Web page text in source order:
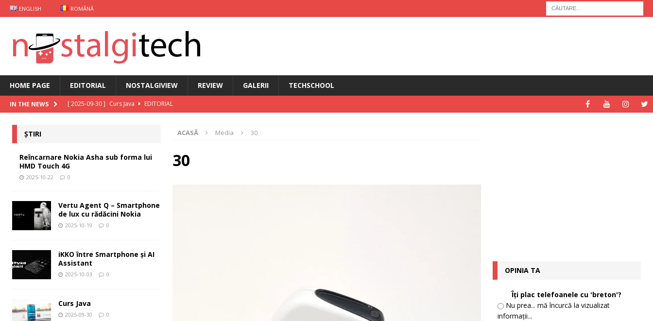
ENGLISH ROMÂNĂ
HOME PAGE EDITORIAL NOSTALGIVIEW REVIEW GALERII TECHSCHOOL
IN THE NEWS [ 2025-09-30 ] Curs Java
EDITORIAL
Reîncarnare Nokia Asha sub forma lui HMD Touch 4G
[ 2025-10-19 ]
Vertu Agent Q – Smartphone de lux cu rădăcini Nokia
[ 2025-10-03 ]
ACASĂ Media 30
30
ȘTIRI
Reîncarnare Nokia Asha sub forma lui
HMD Touch 4G
2025-10-22 0
Vertu Agent Q – Smartphone
de lux cu rădăcini Nokia
2025-10-19 0
iKKO între Smartphone și AI
Assistant
2025-10-03 0
Curs Java
2025-09-30 0
OPINIA TA
Îți plac telefoanele cu 'breton'?
Nu prea... mă încurcă la vizualizat
informații...